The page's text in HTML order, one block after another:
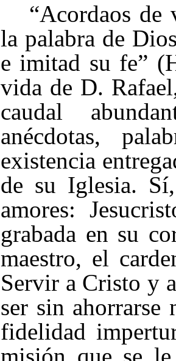
“Acordaos de
la palabra de
e imitad su fe”
vida de D.
caudal
anécdotas,
existencia
de su Iglesia.
amores:
grabada en su
maestro, el
Servir a Cristo y
ser sin
fidelidad